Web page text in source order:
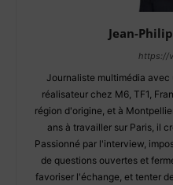
Jean-
https://
Journaliste multimédia avec
réalisateur chez M6, TF1,
région d'origine, et à
ans à travailler sur Paris, il
Passionné par l'interview,
de questions ouvertes et
favoriser l'échange, et tenter